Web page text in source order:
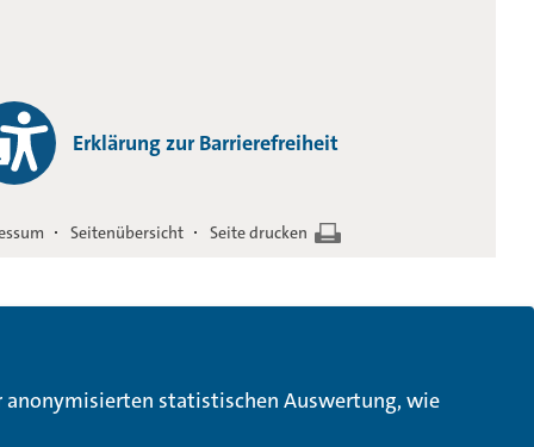
Erklärung zur Barrierefreiheit
Seitenübersicht Seite drucken
statistischen Auswertung, wie